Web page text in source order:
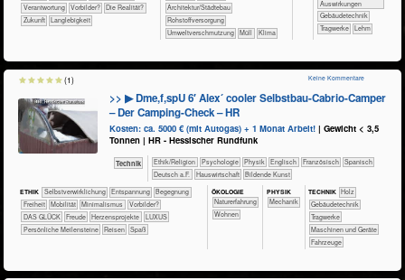
​​Verantwortung
​​Vorbilder?
​Die Realität?
​Zukunft
Langlebigkeit
​​​Architektur/­Städtebau
​​Rohstoffversorgung
​​Umweltverschmutzung
​Müll Klima
Auswirkungen
​​​​​Gebäudetechnik
​​​​​Tragwerke
Lehm
>> ▶ Dme,f,spU 6′ Alex´ cooler Selbstbau-Cabrio-Camper
– Der Camping-Check – HR
Kosten: ca. 5000 € (mit Autogas) + 1 Monat Arbeit! | Gewicht < 3,5
Tonnen | HR - Hessischer Rundfunk
​Technik ​​​​​​​​​​Ethik/​Religion ​​​​​​​​​​Psychologie ​​​​​​​Physik ​​​​Englisch ​​​​Französisch
​​​​Spanisch
​​​Deutsch a.F.
​Haus­wirtschaft
Bildende Kunst
ETHIK ​​​​​​​​​​​​​​​​​​​​​​​​​​​​​​​​​​​​​​​​Selbst­verwirklichung ​​​​​​​​​​​​​Entspannung
​​​​​​​​​​​​Begegnung
​​​Freiheit
​​​Mobilität ​​Minimalismus
​​Vorbilder?
DAS GLÜCK
Freude Herzensprojekte
LUXUS
Persönliche Meilensteine
Reisen Spaß
ÖKO​LOGIE
​​​​​​​​​​​​​Naturerfahrung
​​​​Wohnen
PHY​SIK
​​​Mechanik
TECH​NIK ​​​​​​​​Holz
​​​​​Gebäudetechnik
​​​​​Tragwerke
​​​​Maschinen und Geräte
​Fahrzeuge
Keine Kommentare
(1)